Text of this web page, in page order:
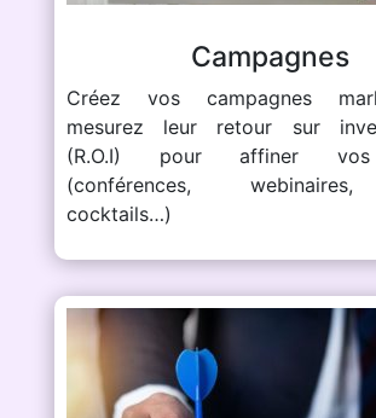
Campagnes
Créez vos campagnes
mesurez leur retour sur
(R.O.I) pour affiner
(conférences,
cocktails…)